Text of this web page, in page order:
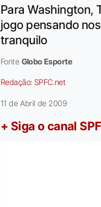
Para Washington,
jogo pensando
tranquilo
Fonte Globo Esporte
Redação: SPFC.net
11 de Abril de 2009
+ Siga o canal